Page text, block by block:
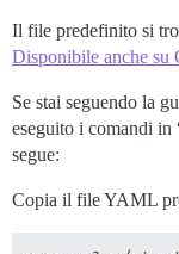
Il file predefinito si
Disponibile anche su
Se stai seguendo la
eseguito i comandi in
segue:
Copia il file YAML